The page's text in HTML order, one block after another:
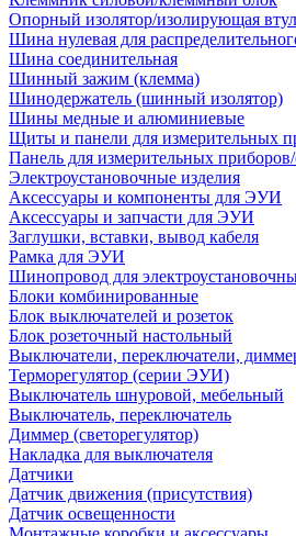
Опорный изолятор/изолирующая
Шина нулевая для
Шина соединительная
Шинный зажим (клемма)
Шинодержатель (шинный изолятор)
Шины медные и алюминиевые
Щиты и панели для измерительных
Панель для измерительных приборов/
Электроустановочные изделия
Аксессуары и компоненты для ЭУИ
Аксессуары и запчасти для ЭУИ
Заглушки, вставки, вывод кабеля
Рамка для ЭУИ
Шинопровод для
Блоки комбинированные
Блок выключателей и розеток
Блок розеточный настольный
Выключатели, переключатели,
Терморегулятор (серии ЭУИ)
Выключатель шнуровой, мебельный
Выключатель, переключатель
Диммер (светорегулятор)
Накладка для выключателя
Датчики
Датчик движения (присутствия)
Датчик освещенности